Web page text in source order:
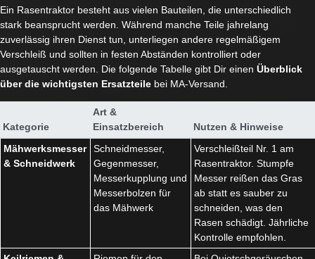
Ein Rasentraktor besteht aus vielen Bauteilen, die unterschiedlich
stark beansprucht werden. Während manche Teile jahrelang
zuverlässig ihren Dienst tun, unterliegen andere regelmäßigem
Verschleiß und sollten in festen Abständen kontrolliert oder
ausgetauscht werden. Die folgende Tabelle gibt Dir einen Überblick
über die wichtigsten Ersatzteile bei MA-Versand.
Kategorie
Art &
Einsatzbereich
Nutzen & Hinweise
Mähwerksmesser
& Schneidwerk
Schneidmesser,
Gegenmesser,
Messerkupplung und
Messerbolzen für
das Mähwerk
Verschleißteil Nr. 1 am
Rasentraktor. Stumpfe
Messer reißen das Gras
ab statt es sauber zu
schneiden, was den
Rasen schädigt. Jährliche
Kontrolle empfohlen.